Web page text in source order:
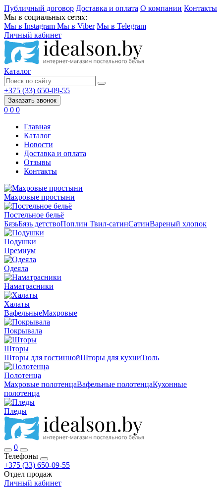
Публичный договор Доставка и оплата О компании Контакты
Мы в социальных сетях:
Мы в Instagram Мы в Viber Мы в Telegram
Личный кабинет
Каталог
+375 (33) 650-09-55
Заказать звонок
0 0 0
Главная
Каталог
Новости
Доставка и оплата
Отзывы
Контакты
Махровые простыни
Постельное бельё
БязьБязь детствоПоплин Твил-сатинСатинВареный хлопок
Подушки
Премиум
Одеяла
Наматрасники
Халаты
ВафельныеМахровые
Покрывала
Шторы
Шторы для гостиннойШторы для кухниТюль
Полотенца
Махровые полотенцаВафельные полотенцаКухонные
полотенца
Пледы
0
Телефоны
+375 (33) 650-09-55
Отдел продаж
Личный кабинет